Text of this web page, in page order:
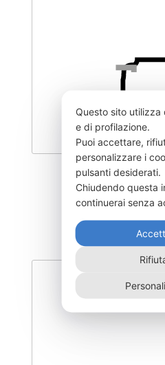
DEGL-
Questo sito utilizza
e di profilazione.
Puoi accettare,
personalizzare i
pulsanti desiderati.
Chiudendo questa
continuerai senza